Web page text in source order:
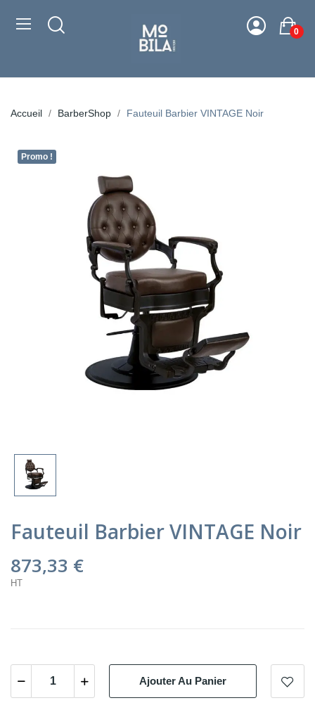
0
Accueil BarberShop Fauteuil Barbier VINTAGE Noir
Promo !
Fauteuil Barbier VINTAGE Noir
873,33 €
HT
Ajouter Au Panier